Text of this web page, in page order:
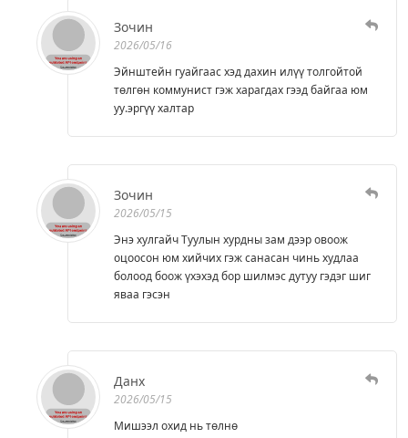
Зочин
2026/05/16
Эйнштейн гуайгаас хэд дахин илүү толгойтой
төлгөн коммунист гэж харагдах гээд байгаа юм
уу.эргүү халтар
Зочин
2026/05/15
Энэ хулгайч Туулын хурдны зам дээр овоож
оцоосон юм хийчих гэж санасан чинь худлаа
болоод боож үхэхэд бор шилмэс дутуу гэдэг шиг
яваа гэсэн
Данх
2026/05/15
Мишээл охид нь төлнө